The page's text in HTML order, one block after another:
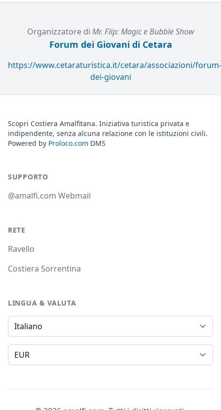
Organizzatore di Mr. Flip: Magic e Bubble Show
Forum dei Giovani di Cetara
https://www.cetaraturistica.it/cetara/associazioni/forum-
dei-giovani
Scopri Costiera Amalfitana. Iniziativa turistica privata e
indipendente, senza alcuna relazione con le istituzioni civili.
Powered by Proloco.com DMS
SUPPORTO
@amalfi.com Webmail
RETE
Ravello
Costiera Sorrentina
LINGUA & VALUTA
Lingua
Valuta